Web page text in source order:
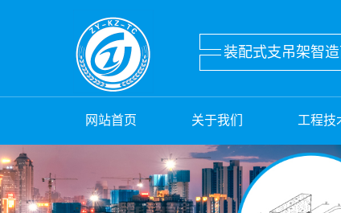
装配式支吊架智
网站首页 关于我们 工程技